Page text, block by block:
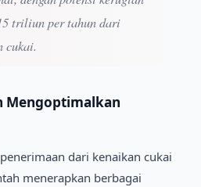
triliun per tahun dari
cukai.
Mengoptimalkan
dari kenaikan cukai
menerapkan berbagai